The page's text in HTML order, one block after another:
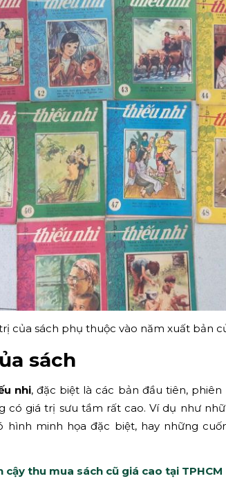
của sách phụ thuộc vào năm xuất bản
sách
nhi, đặc biệt là các bản đầu tiên,
có giá trị sưu tầm rất cao. Ví dụ như
hình minh họa đặc biệt, hay những
cậy thu mua sách cũ giá cao tại TPHCM